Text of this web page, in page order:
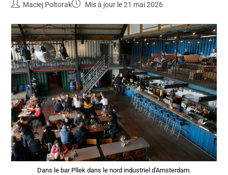
Maciej Poltorak Mis à jour le 21 mai 2026
Dans le bar Pllek dans le nord industriel d'Amsterdam.